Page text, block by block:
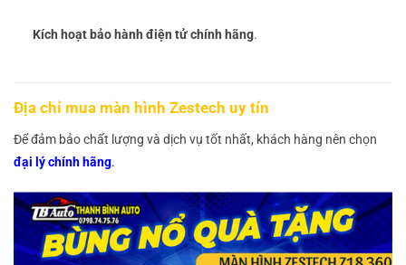
Kích hoạt bảo hành điện tử chính hãng.
Địa chỉ mua màn hình Zestech uy tín
Để đảm bảo chất lượng và dịch vụ tốt nhất, khách hàng nên chọn
đại lý chính hãng.